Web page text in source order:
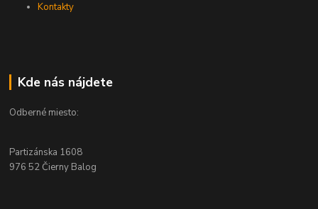
Kontakty
Kde nás nájdete
Odberné miesto:
Partizánska 1608
976 52 Čierny Balog